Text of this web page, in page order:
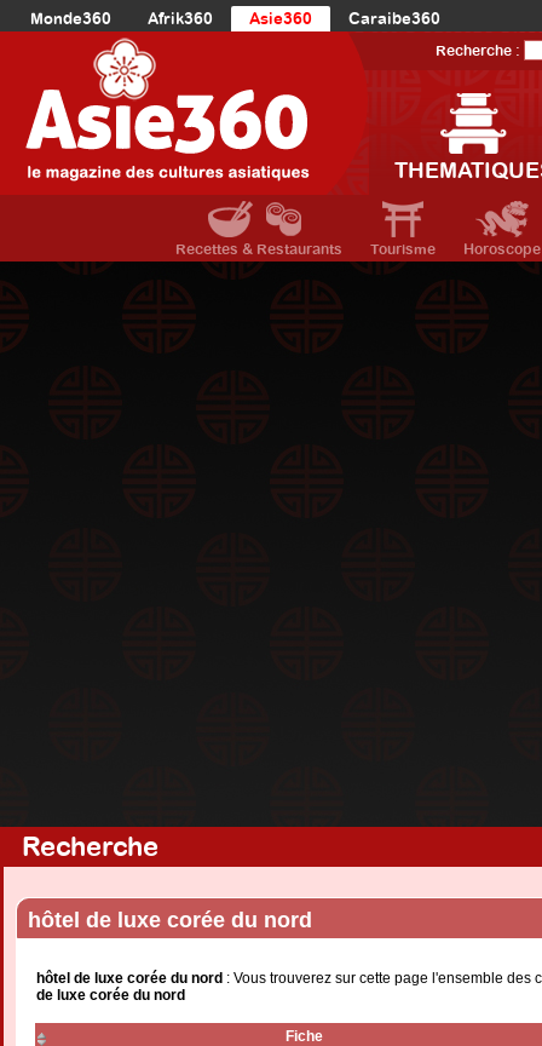
Monde360 Afrik360 Asie360
Caraibe360
Europe360
AmériqueDuNord360
Océanie360
Recherche :
Recettes & Restaurants Tourisme Horoscope
Recherche
hôtel de luxe corée du nord
hôtel de luxe corée du nord : Vous trouverez sur cette page l'ensemble
de luxe corée du nord
Fiche